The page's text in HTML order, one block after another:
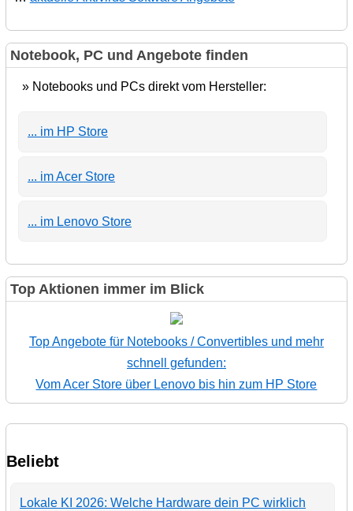
Notebook, PC und Angebote finden
» Notebooks und PCs direkt vom Hersteller:
... im HP Store
... im Acer Store
... im Lenovo Store
Top Aktionen immer im Blick
Top Angebote für Notebooks / Convertibles und mehr
schnell gefunden:
Vom Acer Store über Lenovo bis hin zum HP Store
Beliebt
Lokale KI 2026: Welche Hardware dein PC wirklich